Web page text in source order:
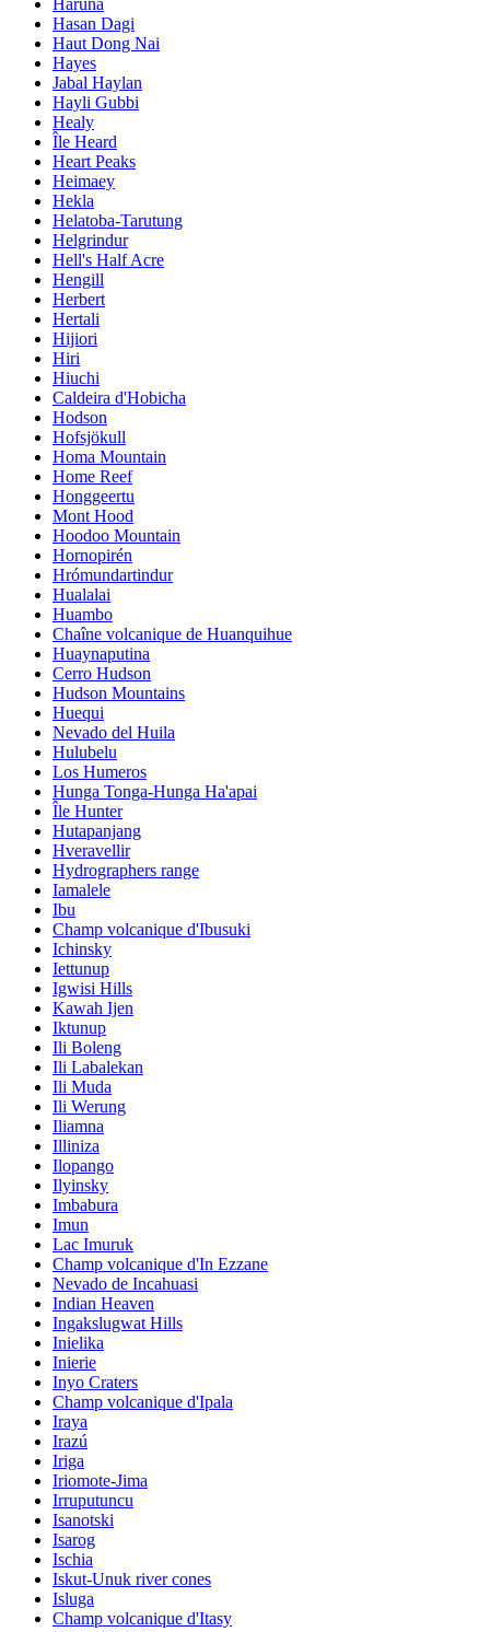
Hasan Dagi
Haut Dong Nai
Hayes
Jabal Haylan
Hayli Gubbi
Healy
Île Heard
Heart Peaks
Heimaey
Hekla
Helatoba-Tarutung
Helgrindur
Hell's Half Acre
Hengill
Herbert
Hertali
Hijiori
Hiri
Hiuchi
Caldeira d'Hobicha
Hodson
Hofsjökull
Homa Mountain
Home Reef
Honggeertu
Mont Hood
Hoodoo Mountain
Hornopirén
Hrómundartindur
Hualalai
Huambo
Chaîne volcanique de Huanquihue
Huaynaputina
Cerro Hudson
Hudson Mountains
Huequi
Nevado del Huila
Hulubelu
Los Humeros
Hunga Tonga-Hunga Ha'apai
Île Hunter
Hutapanjang
Hveravellir
Hydrographers range
Iamalele
Ibu
Champ volcanique d'Ibusuki
Ichinsky
Iettunup
Igwisi Hills
Kawah Ijen
Iktunup
Ili Boleng
Ili Labalekan
Ili Muda
Ili Werung
Iliamna
Illiniza
Ilopango
Ilyinsky
Imbabura
Imun
Lac Imuruk
Champ volcanique d'In Ezzane
Nevado de Incahuasi
Indian Heaven
Ingakslugwat Hills
Inielika
Inierie
Inyo Craters
Champ volcanique d'Ipala
Iraya
Irazú
Iriga
Iriomote-Jima
Irruputuncu
Isanotski
Isarog
Ischia
Iskut-Unuk river cones
Isluga
Champ volcanique d'Itasy